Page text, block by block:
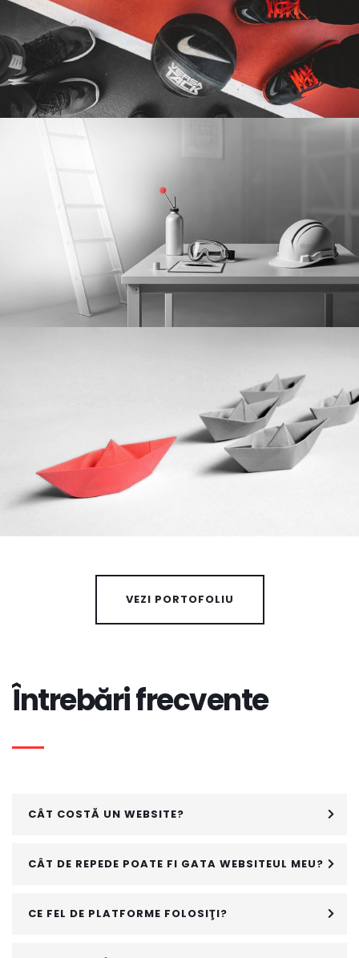
VEZI PORTOFOLIU
Întrebări frecvente
CÂT COSTĂ UN WEBSITE?
CÂT DE REPEDE POATE FI GATA WEBSITEUL MEU?
CE FEL DE PLATFORME FOLOSIŢI?